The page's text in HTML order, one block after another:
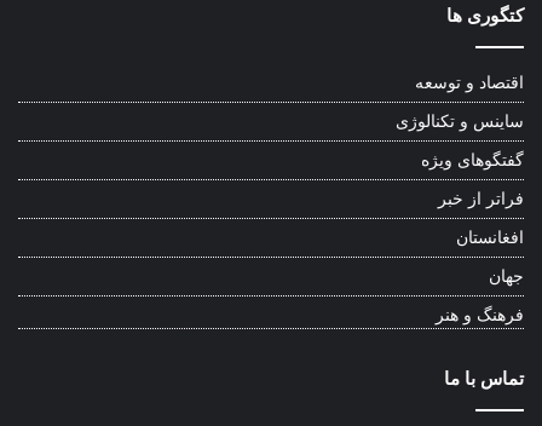
کتگوری ها
اقتصاد و توسعه
ساینس و تکنالوژی
گفتگوهای ویژه
فراتر از خبر
افغانستان
جهان
فرهنگ و هنر
تماس با ما